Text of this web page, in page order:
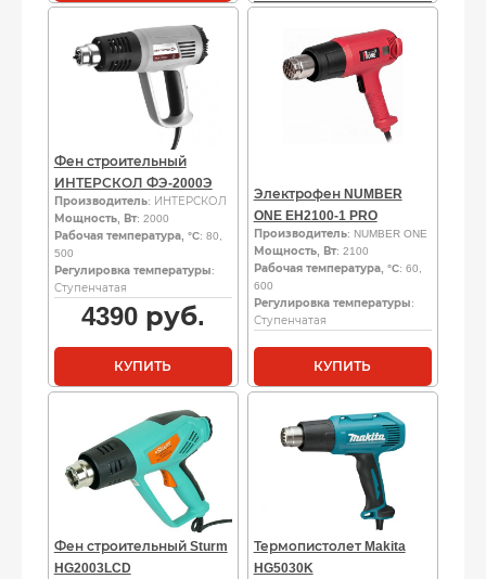
Фен строительный
ИНТЕРСКОЛ ФЭ-2000Э
Производитель: ИНТЕРСКОЛ
Мощность, Вт: 2000
Рабочая температура, °C: 80,
500
Регулировка температуры:
Ступенчатая
4390руб.
КУПИТЬ
Электрофен NUMBER
ONE EH2100-1 PRO
Производитель: NUMBER ONE
Мощность, Вт: 2100
Рабочая температура, °C: 60,
600
Регулировка температуры:
Ступенчатая
КУПИТЬ
Фен строительный Sturm
HG2003LCD
Термопистолет Makita
HG5030K